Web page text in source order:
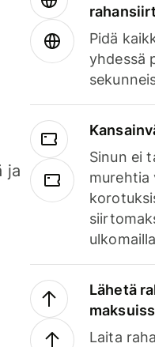
ja
Pidä
yhdessä
Sinun ei
murehtia
Lähetä
Laita